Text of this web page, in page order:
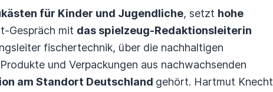
für Kinder und Jugendliche, setzt hohe
Gespräch mit das spielzeug-Redaktionsleiterin
fischertechnik, über die nachhaltigen
und Verpackungen aus nachwachsenden
am Standort Deutschland gehört. Hartmut Knecht